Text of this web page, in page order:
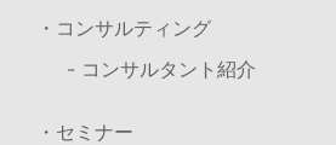
・コンサルティング
- コンサルタント紹介
・セミナー